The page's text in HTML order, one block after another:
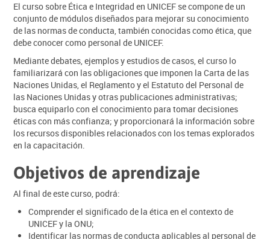
El curso sobre Ética e Integridad en UNICEF se compone de un
conjunto de módulos diseñados para mejorar su conocimiento
de las normas de conducta, también conocidas como ética, que
debe conocer como personal de UNICEF.
Mediante debates, ejemplos y estudios de casos, el curso lo
familiarizará con las obligaciones que imponen la Carta de las
Naciones Unidas, el Reglamento y el Estatuto del Personal de
las Naciones Unidas y otras publicaciones administrativas;
busca equiparlo con el conocimiento para tomar decisiones
éticas con más confianza; y proporcionará la información sobre
los recursos disponibles relacionados con los temas explorados
en la capacitación.
Objetivos de aprendizaje
Al final de este curso, podrá:
Comprender el significado de la ética en el contexto de
UNICEF y la ONU;
Identificar las normas de conducta aplicables al personal de